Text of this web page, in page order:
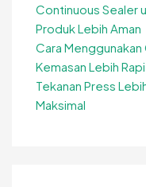
Continuous Sealer
Produk Lebih Aman
Cara
Kemasan Lebih Rapi
Tekanan Press
Maksimal